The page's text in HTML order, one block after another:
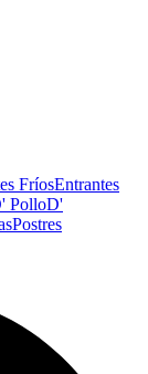
FríosEntrantes
PolloD'
Postres